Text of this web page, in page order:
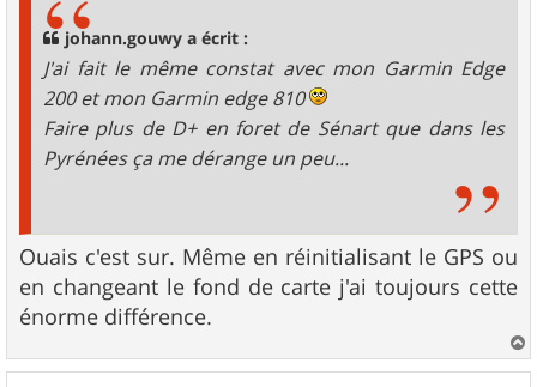
johann.gouwy a écrit :
J'ai fait le même constat avec mon Garmin Edge
200 et mon Garmin edge 810
Faire plus de D+ en foret de Sénart que dans les
Pyrénées ça me dérange un peu...
Ouais c'est sur. Même en réinitialisant le GPS ou
en changeant le fond de carte j'ai toujours cette
énorme différence.
a